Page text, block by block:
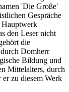
'Die Große'
Gespräche
Hauptwerk
den Leser nicht
die
Domherr
Bildung und
Mittelalters, durch
zu diesem Werk